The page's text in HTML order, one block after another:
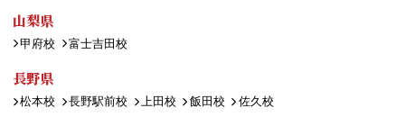
山梨県
甲府校 富士吉田校
長野県
松本校 長野駅前校 上田校 飯田校 佐久校